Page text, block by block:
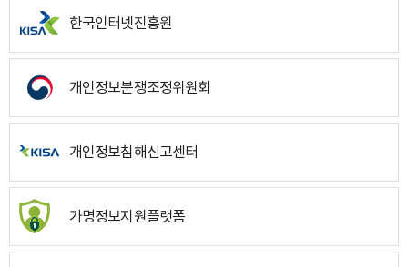
한국인터넷진흥원
개인정보분쟁조정위원회
개인정보침해신고센터
가명정보지원플랫폼